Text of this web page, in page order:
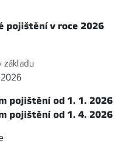
pojištění v roce 2026
základu
pojištění od 1. 1. 2026
pojištění od 1. 4. 2026